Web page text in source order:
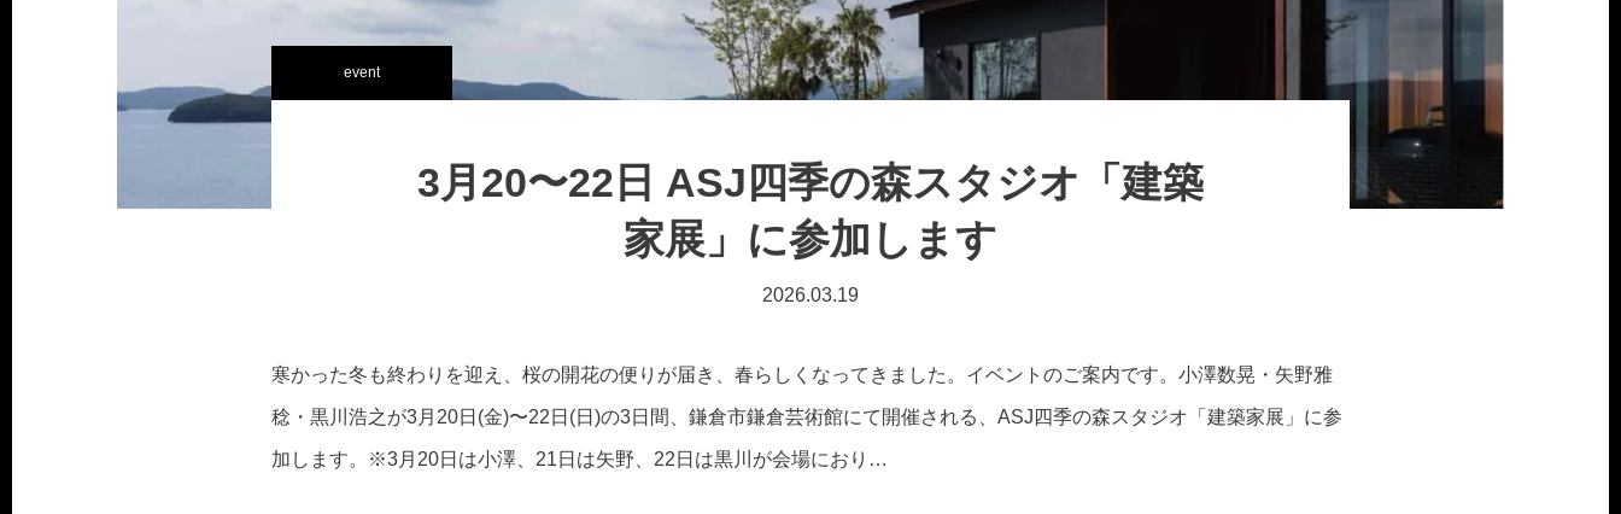
event
3月20〜22日 ASJ四季の森スタジオ「建築
家展」に参加します
2026.03.19
寒かった冬も終わりを迎え、桜の開花の便りが届き、春らしくなってきました。イベントのご案内です。小澤数晃・矢野雅
稔・黒川浩之が3月20日(金)〜22日(日)の3日間、鎌倉市鎌倉芸術館にて開催される、ASJ四季の森スタジオ「建築家展」に参
加します。※3月20日は小澤、21日は矢野、22日は黒川が会場におり…